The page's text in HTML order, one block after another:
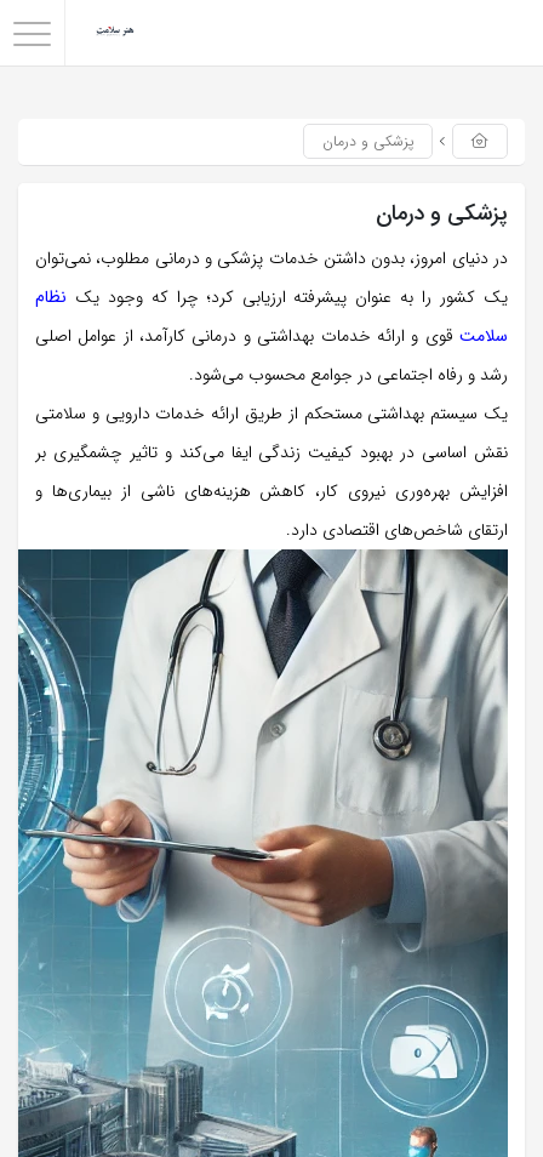
پزشکی و درمان
پزشکی و درمان
در دنیای امروز، بدون داشتن خدمات پزشکی و درمانی مطلوب، نمی‌توان
یک کشور را به عنوان پیشرفته ارزیابی کرد؛ چرا که وجود یک نظام
سلامت قوی و ارائه خدمات بهداشتی و درمانی کارآمد، از عوامل اصلی
رشد و رفاه اجتماعی در جوامع محسوب می‌شود.
یک سیستم بهداشتی مستحکم از طریق ارائه خدمات دارویی و سلامتی
نقش اساسی در بهبود کیفیت زندگی ایفا می‌کند و تاثیر چشمگیری بر
افزایش بهره‌وری نیروی کار، کاهش هزینه‌های ناشی از بیماری‌ها و
ارتقای شاخص‌های اقتصادی دارد.